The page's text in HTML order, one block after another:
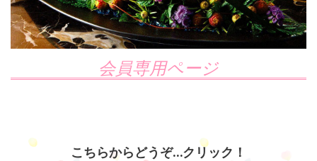
会員専用ページ
こちらからどうぞ…クリック！